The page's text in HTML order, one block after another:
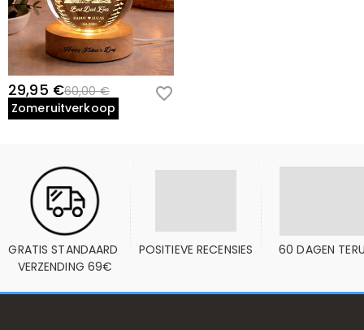
29,95 €60,00 €
Zomeruitverkoop
GRATIS STANDAARD
VERZENDING 69€
POSITIEVE RECENSIES 60 DAGEN